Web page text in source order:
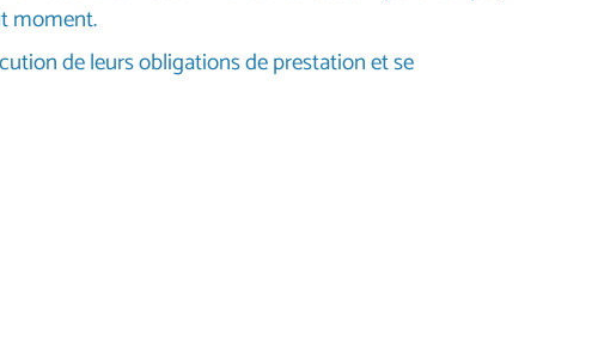
moment.
de leurs obligations de prestation et se